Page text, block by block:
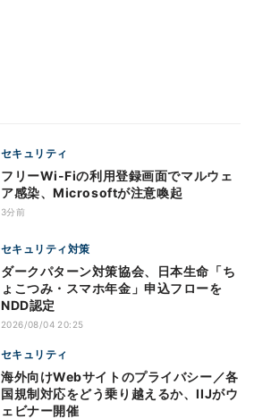
セキュリティ
フリーWi-Fiの利用登録画面でマルウェ
ア感染、Microsoftが注意喚起
3分前
セキュリティ対策
ダークパターン対策協会、日本生命「ち
ょこつみ・スマホ年金」申込フローを
NDD認定
2026/08/04 20:25
セキュリティ
海外向けWebサイトのプライバシー／各
国規制対応をどう乗り越えるか、IIJがウ
ェビナー開催